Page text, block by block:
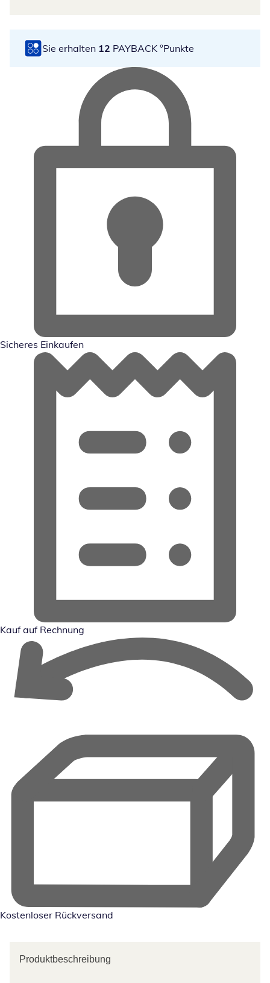
Sie erhalten 12 PAYBACK °Punkte
Sicheres Einkaufen
Kauf auf Rechnung
Kostenloser Rückversand
Produktbeschreibung